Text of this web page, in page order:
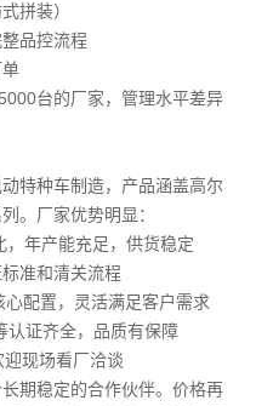
拼装）
品控流程
台的厂家，管理水平差异
特种车制造，产品涵盖高尔
。厂家优势明显：
，年产能充足，供货稳定
准和清关流程
心配置，灵活满足客户需求
认证齐全，品质有保障
现场看厂洽谈
期稳定的合作伙伴。价格再